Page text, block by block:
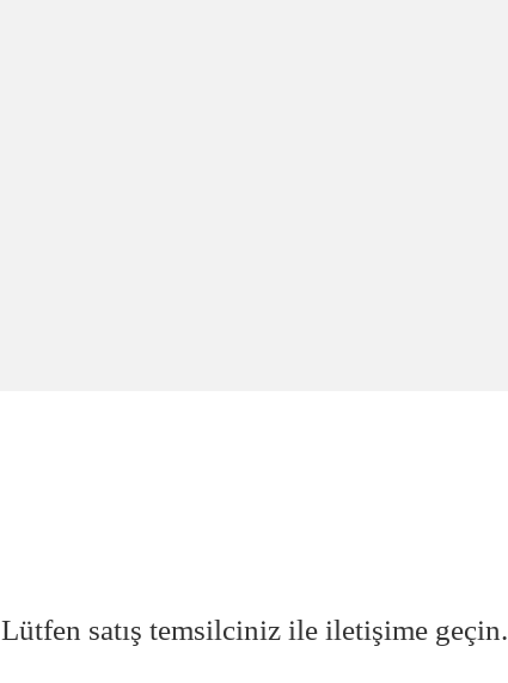
Lütfen satış temsilciniz ile iletişime geçin.